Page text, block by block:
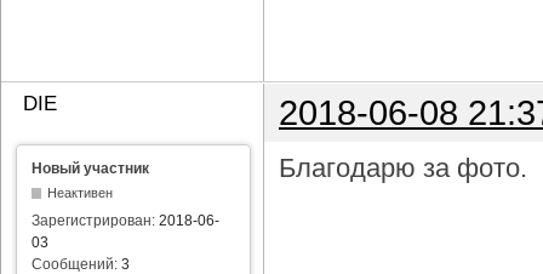
DIE 2018-06-08
Новый участник
Неактивен
Зарегистрирован: 2018-06-
03
Сообщений: 3
Благодарю за фото.